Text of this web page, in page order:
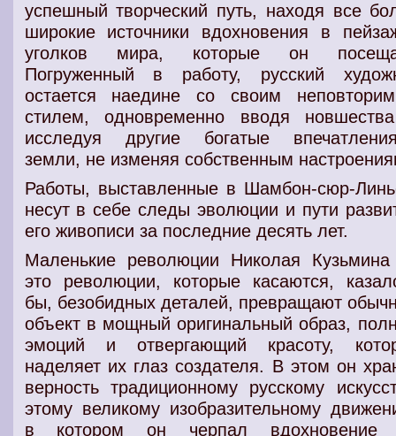
успешный творческий путь, находя все
широкие источники вдохновения в
уголков мира, которые он
Погруженный в работу, русский
остается наедине со своим
стилем, одновременно вводя
исследуя другие богатые
земли, не изменяя собственным
Работы, выставленные в Шамбон-сюр-
несут в себе следы эволюции и пути
его живописи за последние десять лет.
Маленькие революции Николая
это революции, которые касаются,
бы, безобидных деталей, превращают
объект в мощный оригинальный образ,
эмоций и отвергающий красоту,
наделяет их глаз создателя. В этом он
верность традиционному русскому
этому великому изобразительному
в котором он черпал вдохновение